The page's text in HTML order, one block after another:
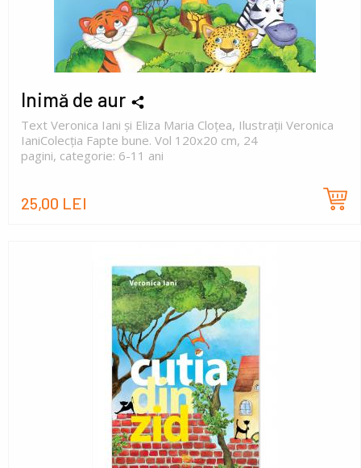
Inimă de aur
Text Veronica Iani și Eliza Maria Cloțea, Ilustrații Veronica
IaniColecția Fapte bune. Vol 120x20 cm, 24
pagini, categorie: 6-11 ani
25,00 LEI